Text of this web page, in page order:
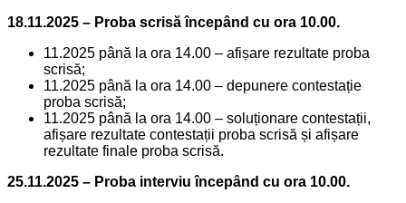
18.11.2025 – Proba scrisă începând cu ora 10.00.
11.2025 până la ora 14.00 – afișare rezultate proba
scrisă;
11.2025 până la ora 14.00 – depunere contestație
proba scrisă;
11.2025 până la ora 14.00 – soluționare contestații,
afișare rezultate contestații proba scrisă și afișare
rezultate finale proba scrisă.
25.11.2025 – Proba interviu începând cu ora 10.00.